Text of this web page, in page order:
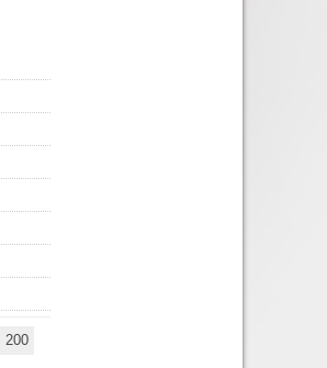
200